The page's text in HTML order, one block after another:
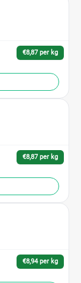
€8,87 per kg
€8,87 per kg
€8,94 per kg